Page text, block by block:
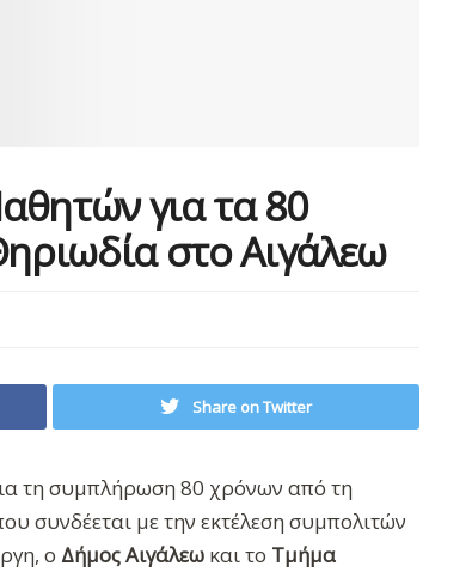
για τα 80
στο Αιγάλεω
Share on Twitter
τη συμπλήρωση 80 χρόνων από τη
συνδέεται με την εκτέλεση συμπολιτών
ο Δήμος Αιγάλεω και το Τμήμα